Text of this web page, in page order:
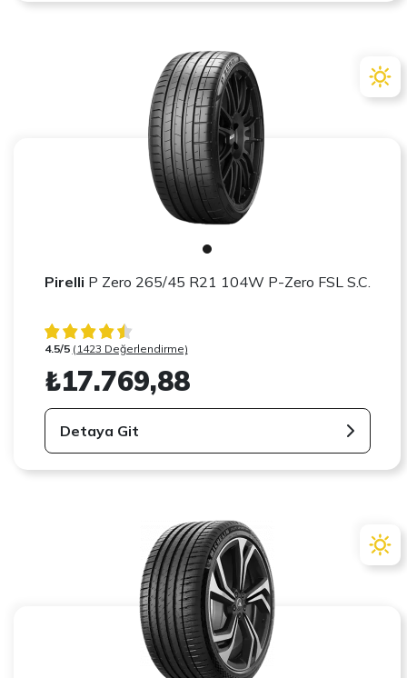
Pirelli P Zero 265/45 R21 104W P-Zero FSL S.C.
4.5/5 (1423 Değerlendirme)
₺17.769,88
Detaya Git